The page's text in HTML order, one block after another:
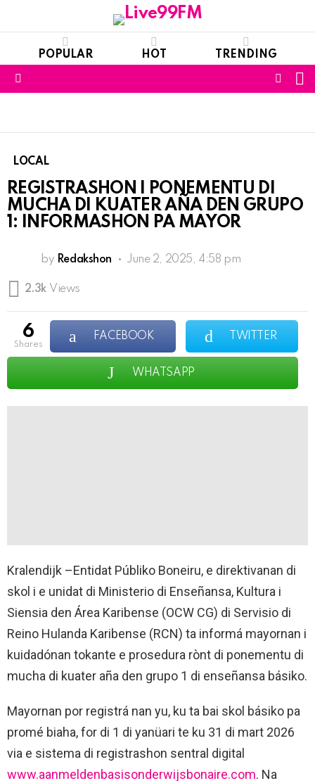
POPULAR HOT TRENDING
LOCAL
REGISTRASHON I PONEMENTU DI
MUCHA DI KUATER AÑA DEN GRUPO
1: INFORMASHON PA MAYOR
by Redakshon June 2, 2025, 4:58 pm
2.3k Views
6
shares
FACEBOOK TWITTER
WHATSAPP
Kralendijk –Entidat Públiko Boneiru, e direktivanan di
skol i e unidat di Ministerio di Enseñansa, Kultura i
Siensia den Área Karibense (OCW CG) di Servisio di
Reino Hulanda Karibense (RCN) ta informá mayornan i
kuidadónan tokante e prosedura rònt di ponementu di
mucha di kuater aña den grupo 1 di enseñansa básiko.
Mayornan por registrá nan yu, ku ta bai skol básiko pa
promé biaha, for di 1 di yanüari te ku 31 di mart 2026
via e sistema di registrashon sentral digital
www.aanmeldenbasisonderwijsbonaire.com. Na